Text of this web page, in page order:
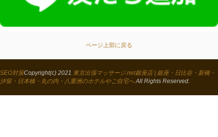
ページ上部に戻る
SEO対策Copyright(c) 2021 東京出張マッサージ.net銀座店 | 銀座・日比谷・新橋・
汐留・日本橋・丸の内・八重洲のホテルやご自宅へAll Rights Reserved.